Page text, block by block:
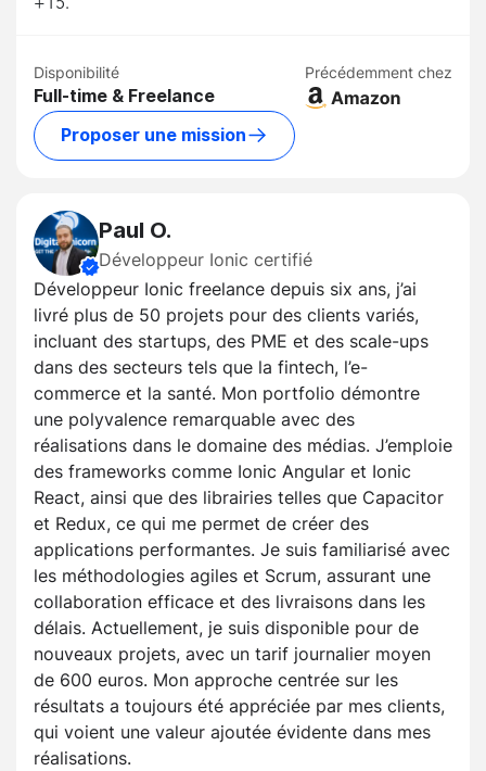
+15.
Disponibilité
Full-time & Freelance
Précédemment chez
Proposer une mission
Paul O.
Développeur Ionic certifié
Développeur Ionic freelance depuis six ans, j’ai
livré plus de 50 projets pour des clients variés,
incluant des startups, des PME et des scale-ups
dans des secteurs tels que la fintech, l’e-
commerce et la santé. Mon portfolio démontre
une polyvalence remarquable avec des
réalisations dans le domaine des médias. J’emploie
des frameworks comme Ionic Angular et Ionic
React, ainsi que des librairies telles que Capacitor
et Redux, ce qui me permet de créer des
applications performantes. Je suis familiarisé avec
les méthodologies agiles et Scrum, assurant une
collaboration efficace et des livraisons dans les
délais. Actuellement, je suis disponible pour de
nouveaux projets, avec un tarif journalier moyen
de 600 euros. Mon approche centrée sur les
résultats a toujours été appréciée par mes clients,
qui voient une valeur ajoutée évidente dans mes
réalisations.